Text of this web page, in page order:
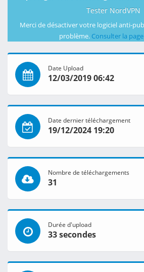
Tester NordVPN
Merci de désactiver votre logiciel anti-
problème. Consulter la
Date Upload
12/03/2019 06:42
Date dernier téléchargement
19/12/2024 19:20
Nombre de téléchargements
31
Durée d'upload
33 secondes